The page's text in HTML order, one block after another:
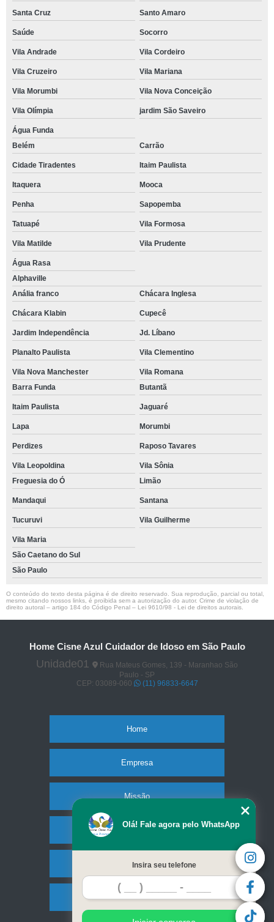
Santa Cruz Santo Amaro
Saúde Socorro
Vila Andrade Vila Cordeiro
Vila Cruzeiro Vila Mariana
Vila Morumbi Vila Nova Conceição
Vila Olímpia jardim São Saveiro
Água Funda
Belém
Carrão
Cidade Tiradentes Itaim Paulista
Itaquera Mooca
Penha Sapopemba
Tatuapé Vila Formosa
Vila Matilde Vila Prudente
Água Rasa
Alphaville
Anália franco
Chácara Inglesa
Chácara Klabin Cupecê
Jardim Independência Jd. Líbano
Planalto Paulista Vila Clementino
Vila Nova Manchester
Vila Romana
Barra Funda
Butantã
Itaim Paulista Jaguaré
Lapa Morumbi
Perdizes Raposo Tavares
Vila Leopoldina
Vila Sônia
Freguesia do Ó
Limão
Mandaqui Santana
Tucuruvi Vila Guilherme
Vila Maria
São Caetano do Sul
São Paulo
O conteúdo do texto desta página é de direito reservado. Sua reprodução, parcial ou total,
mesmo citando nossos links, é proibida sem a autorização do autor. Crime de violação de
direito autoral – artigo 184 do Código Penal – Lei 9610/98 - Lei de direitos autorais.
Home Cisne Azul Cuidador de Idoso em São Paulo
Unidade01
Rua Mateus Gomes, 139 - Maranhao São
Paulo - SP
CEP: 03089-060
(11) 96833-6647
Home
Empresa
Missão
Serviços
Contato
Mapa do site
Olá! Fale agora pelo WhatsApp
Insira seu telefone